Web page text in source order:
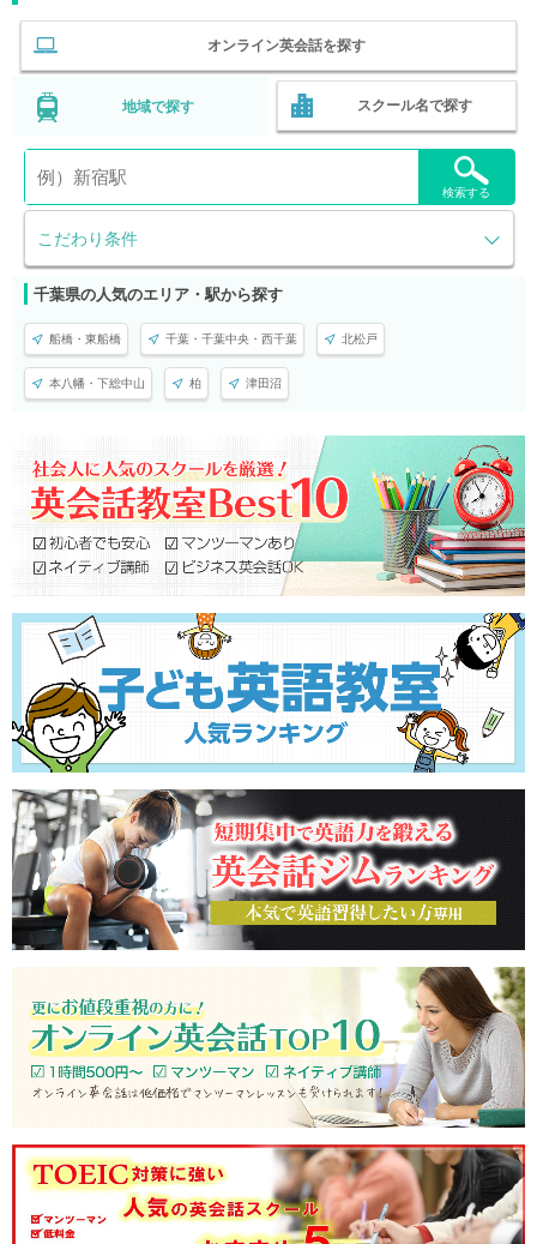
オンライン英会話を探す
地域で探す スクール名で探す
こだわり条件
検索する
千葉県の人気のエリア・駅から探す
船橋・東船橋 千葉・千葉中央・西千葉 北松戸
本八幡・下総中山 柏 津田沼